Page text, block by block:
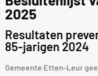
2025
Resultaten
85-jarigen 2024
Gemeente Etten-Leur